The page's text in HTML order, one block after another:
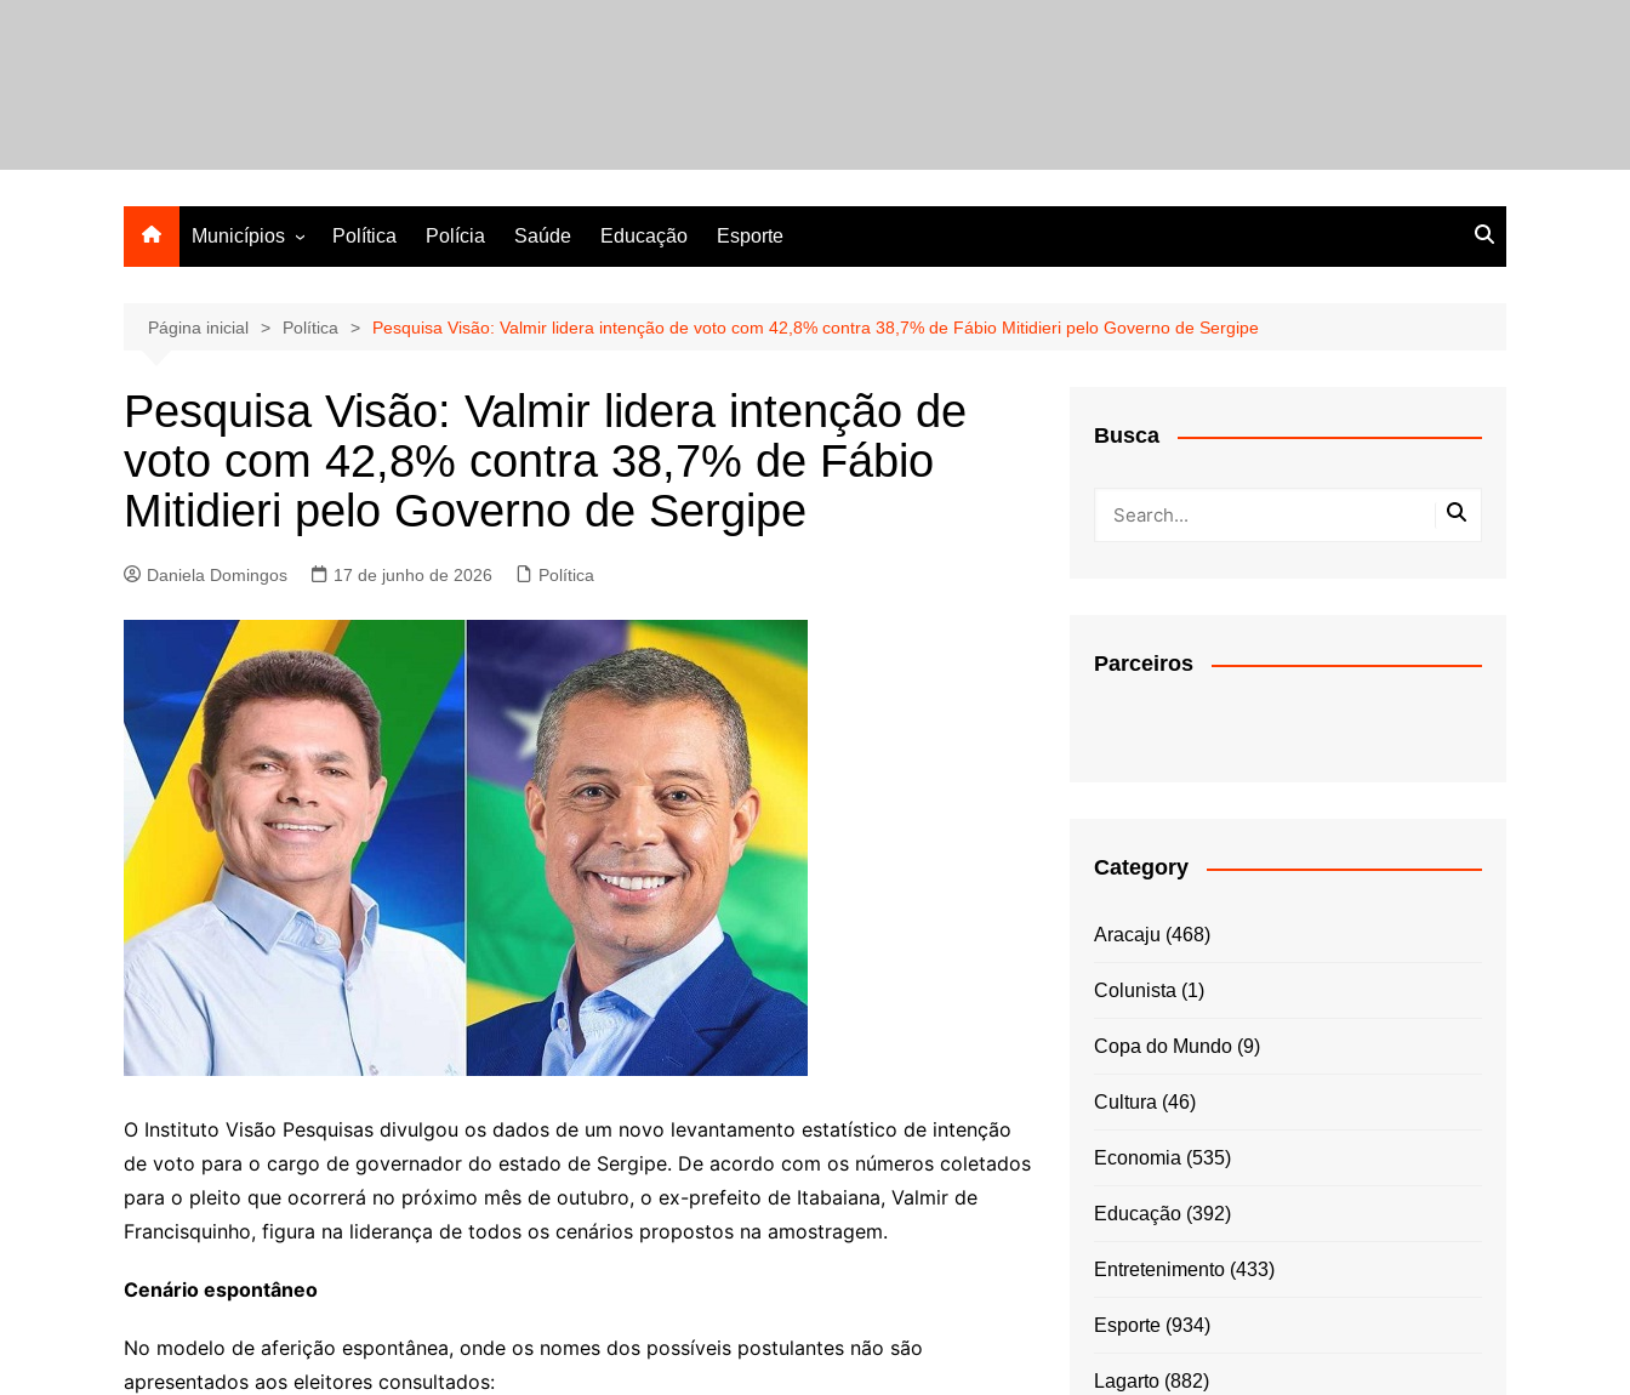
Municípios
Lagarto
Política Polícia Saúde Educação Esporte
Página inicial Política Pesquisa Visão: Valmir lidera intenção de voto com 42,8% contra 38,7% de Fábio Mitidieri pelo Governo de Sergipe
Pesquisa Visão: Valmir lidera intenção de
voto com 42,8% contra 38,7% de Fábio
Mitidieri pelo Governo de Sergipe
Daniela Domingos 17 de junho de 2026 Política
O Instituto Visão Pesquisas divulgou os dados de um novo levantamento estatístico de intenção
de voto para o cargo de governador do estado de Sergipe. De acordo com os números coletados
para o pleito que ocorrerá no próximo mês de outubro, o ex-prefeito de Itabaiana, Valmir de
Francisquinho, figura na liderança de todos os cenários propostos na amostragem.
Cenário espontâneo
No modelo de aferição espontânea, onde os nomes dos possíveis postulantes não são
apresentados aos eleitores consultados:
Busca
Parceiros
Category
Aracaju (468)
Colunista (1)
Copa do Mundo (9)
Cultura (46)
Economia (535)
Educação (392)
Entretenimento (433)
Esporte (934)
Lagarto (882)